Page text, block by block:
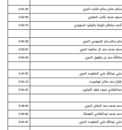
سالم صالح سالم النابت المري
5:51:30
سعيد محمد بالحب العامري
5:52:59
أحمد سلطان خليفة بالرشيد السويدي 5:53:72
جابر سالم جابر الجربوعي المري
5:50:38
سعد محمد حمد ال صافيه المري
5:53:87
جارالله حمد بن جهويل المري 5:54:44
علي عبدالله علي الفهيده المري
5:47:91
هزاع حمد صالح ابوشريده
5:51:13
عبدالهادي سيف فهد الخيارين 5:51:41
حمد محمد حمد العاض المري
5:49:94
حمد محمد عبدالهادي الهيظة
5:50:65
علي عبدالله علي الفهيده المري 5:51:01